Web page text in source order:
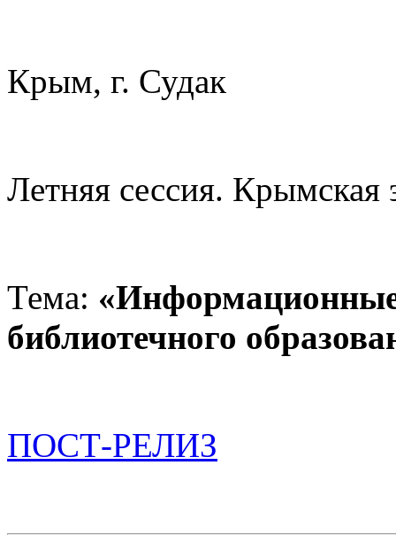
Крым, г. Судак
Летняя сессия. Крымская
Тема:
библиотечного
ПОСТ-РЕЛИЗ